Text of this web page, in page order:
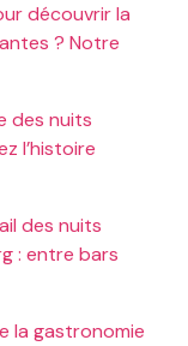
découvrir la
? Notre
des nuits
l’histoire
des nuits
: entre bars
la gastronomie